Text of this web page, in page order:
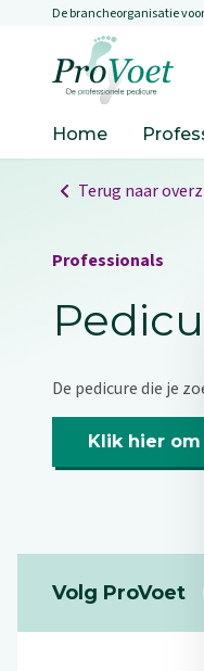
Overslaan en naar de
De brancheorganisatie
Home
Terug naar
Professionals
De pedicure die je
Klik hier om
Volg ProVoet